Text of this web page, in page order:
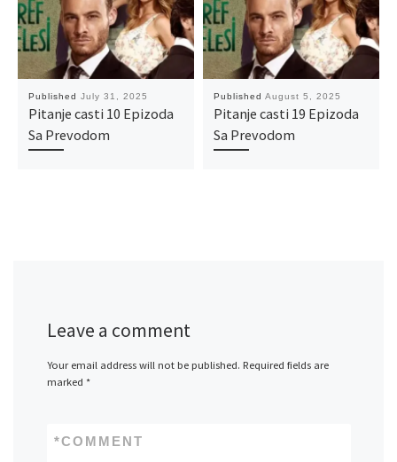
Published July 31, 2025
Pitanje casti 10 Epizoda
Sa Prevodom
Published August 5, 2025
Pitanje casti 19 Epizoda
Sa Prevodom
Leave a comment
Your email address will not be published. Required fields are
marked *
COMMENT
*